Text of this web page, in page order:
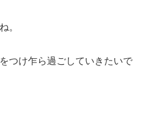
。
つけ乍ら過ごしていきたいで